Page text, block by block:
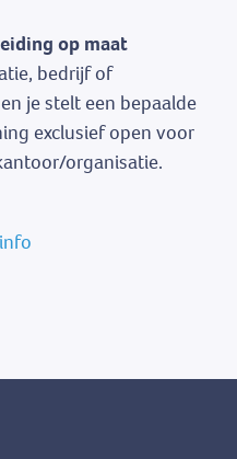
op maat
bedrijf of
je stelt een bepaalde
exclusief open voor
organisatie.